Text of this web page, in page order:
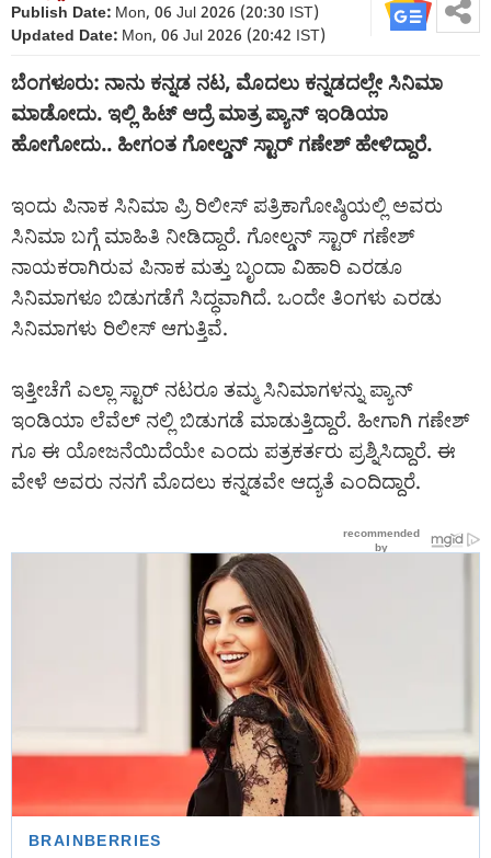
Publish Date: Mon, 06 Jul 2026 (20:30 IST)
Updated Date: Mon, 06 Jul 2026 (20:42 IST)
ಬೆಂಗಳೂರು: ನಾನು ಕನ್ನಡ ನಟ, ಮೊದಲು ಕನ್ನಡದಲ್ಲೇ ಸಿನಿಮಾ
ಮಾಡೋದು. ಇಲ್ಲಿ ಹಿಟ್ ಆದ್ರೆ ಮಾತ್ರ ಪ್ಯಾನ್ ಇಂಡಿಯಾ
ಹೋಗೋದು.. ಹೀಗಂತ ಗೋಲ್ಡನ್ ಸ್ಟಾರ್ ಗಣೇಶ್ ಹೇಳಿದ್ದಾರೆ.
ಇಂದು ಪಿನಾಕ ಸಿನಿಮಾ ಪ್ರಿ ರಿಲೀಸ್ ಪತ್ರಿಕಾಗೋಷ್ಠಿಯಲ್ಲಿ ಅವರು
ಸಿನಿಮಾ ಬಗ್ಗೆ ಮಾಹಿತಿ ನೀಡಿದ್ದಾರೆ. ಗೋಲ್ಡನ್ ಸ್ಟಾರ್ ಗಣೇಶ್
ನಾಯಕರಾಗಿರುವ ಪಿನಾಕ ಮತ್ತು ಬೃಂದಾ ವಿಹಾರಿ ಎರಡೂ
ಸಿನಿಮಾಗಳೂ ಬಿಡುಗಡೆಗೆ ಸಿದ್ಧವಾಗಿದೆ. ಒಂದೇ ತಿಂಗಳು ಎರಡು
ಸಿನಿಮಾಗಳು ರಿಲೀಸ್ ಆಗುತ್ತಿವೆ.
ಇತ್ತೀಚೆಗೆ ಎಲ್ಲಾ ಸ್ಟಾರ್ ನಟರೂ ತಮ್ಮ ಸಿನಿಮಾಗಳನ್ನು ಪ್ಯಾನ್
ಇಂಡಿಯಾ ಲೆವೆಲ್ ನಲ್ಲಿ ಬಿಡುಗಡೆ ಮಾಡುತ್ತಿದ್ದಾರೆ. ಹೀಗಾಗಿ ಗಣೇಶ್
ಗೂ ಈ ಯೋಜನೆಯಿದೆಯೇ ಎಂದು ಪತ್ರಕರ್ತರು ಪ್ರಶ್ನಿಸಿದ್ದಾರೆ. ಈ
ವೇಳೆ ಅವರು ನನಗೆ ಮೊದಲು ಕನ್ನಡವೇ ಆದ್ಯತೆ ಎಂದಿದ್ದಾರೆ.